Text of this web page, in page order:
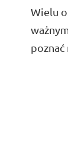
Wielu
poznać